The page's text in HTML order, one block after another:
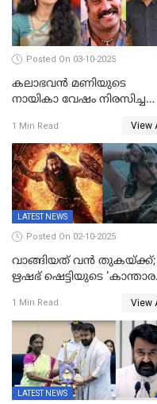
Posted On 03-10-2025
കലാഭവൻ മണിയുടെ
നായികാ വേഷം നിരസിച്ച
നടി ദിവ്യ ഉണ്ണിയല്ലെന്നും
സമൂഹമാധ്യമത്തിൽ
1 Min Read View
LATEST NEWS
Posted On 02-10-2025
വാങ്ങിയത് വൻ തുകയ്ക്ക്;
ഋഷഭ് ഷെട്ടിയുടെ 'കാന്താര
കാണാം
1 Min Read View
LATEST NEWS